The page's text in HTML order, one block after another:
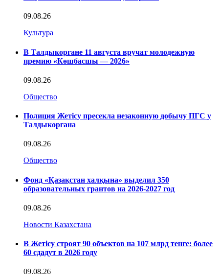
09.08.26
Культура
В Талдыкоргане 11 августа вручат молодежную
премию «Көшбасшы — 2026»
09.08.26
Общество
Полиция Жетісу пресекла незаконную добычу ПГС у
Талдыкоргана
09.08.26
Общество
Фонд «Қазақстан халқына» выделил 350
образовательных грантов на 2026-2027 год
09.08.26
Новости Казахстана
В Жетісу строят 90 объектов на 107 млрд тенге: более
60 сдадут в 2026 году
09.08.26